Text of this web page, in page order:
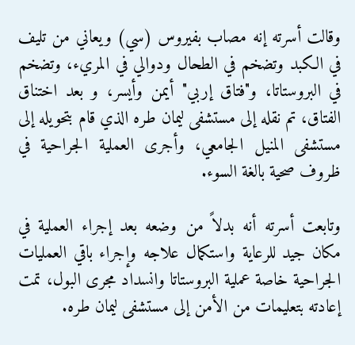
وقالت أسرته إنه مصاب بفيروس (سي) ويعاني من تليف
في الكبد وتضخم في الطحال ودوالي في المريء، وتضخم
في البروستاتا، و"فتاق إربي" أيمن وأيسر، و بعد اختناق
الفتاق، تم نقله إلى مستشفى ليمان طره الذي قام بتحويله إلى
مستشفى المنيل الجامعي، وأجرى العملية الجراحية في
ظروف صحية بالغة السوء.
وتابعت أسرته أنه بدلاً من وضعه بعد إجراء العملية في
مكان جيد للرعاية واستكمال علاجه وإجراء باقي العمليات
الجراحية خاصة عملية البروستاتا وانسداد مجرى البول، تمت
إعادته بتعليمات من الأمن إلى مستشفى ليمان طره.